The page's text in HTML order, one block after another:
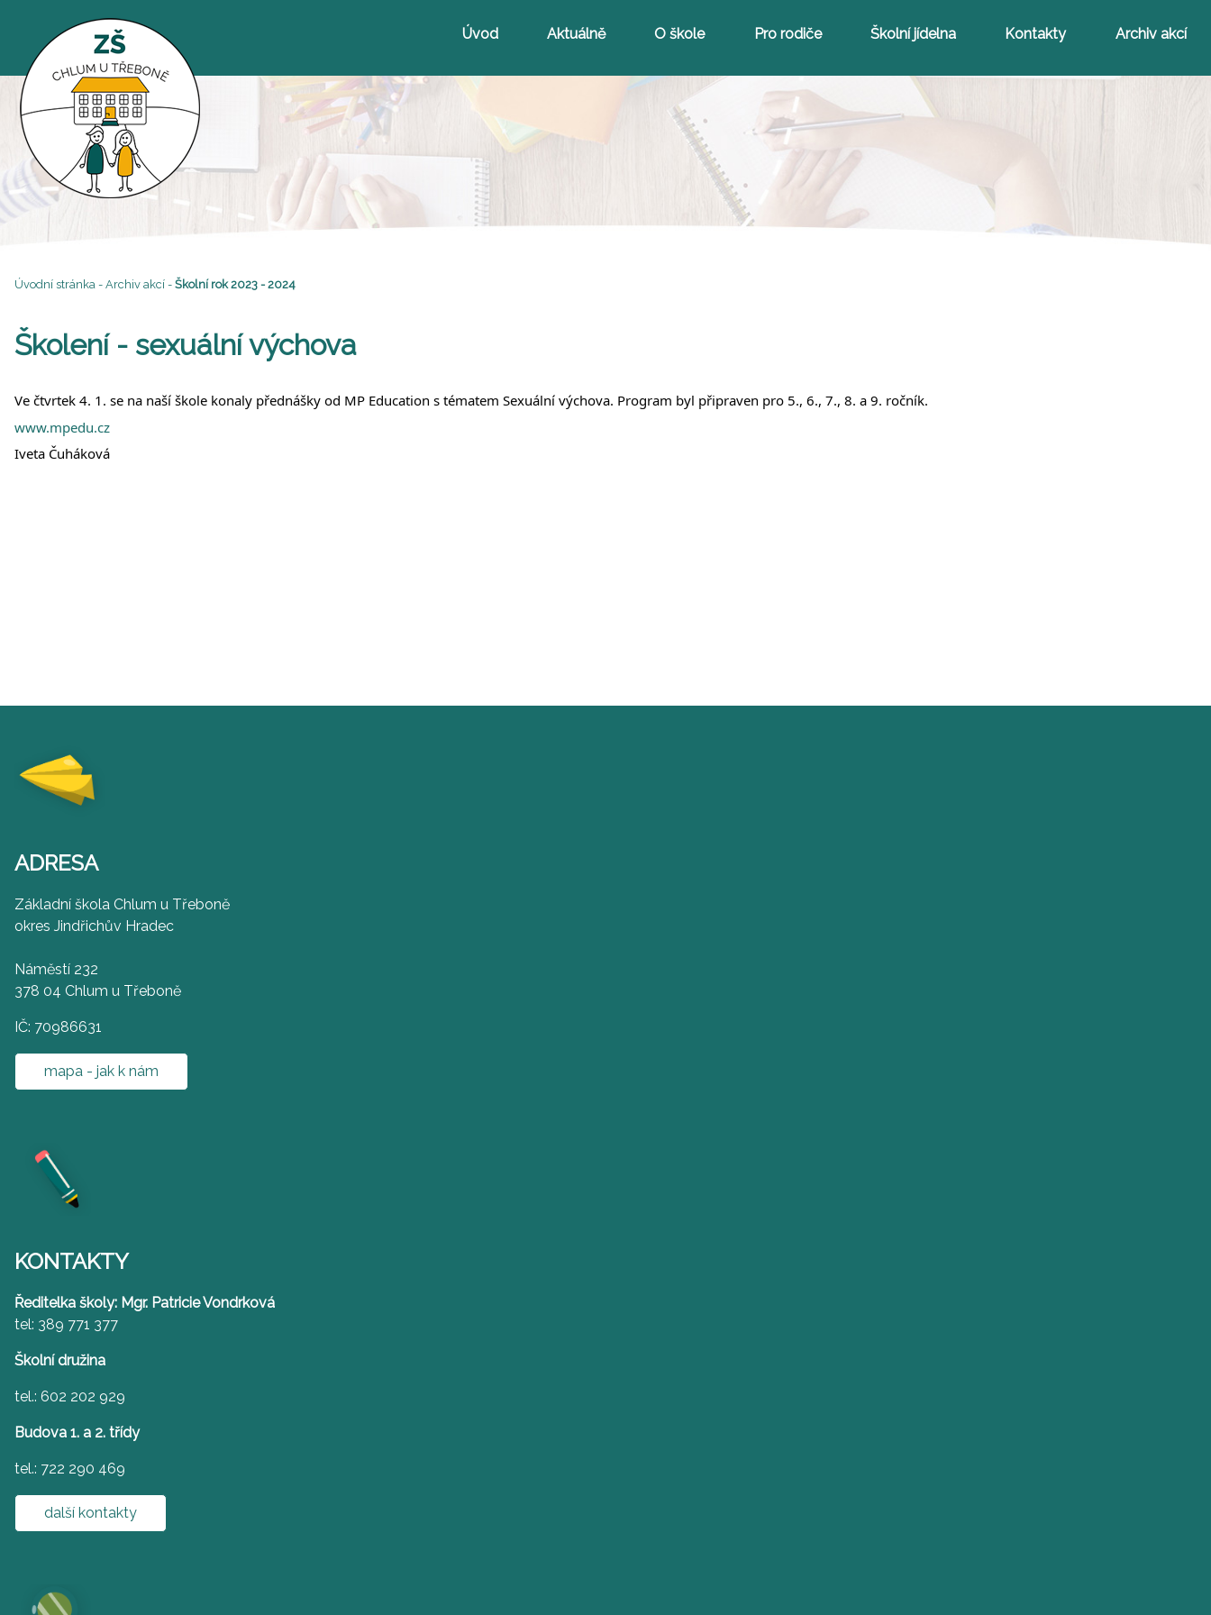
Úvod Aktuálně O škole Pro rodiče Školní jídelna Kontakty Archiv akcí
Úvodní stránka - Archiv akcí - Školní rok 2023 - 2024
Školení - sexuální výchova
Ve čtvrtek 4. 1. se na naší škole konaly přednášky od MP Education s tématem Sexuální výchova. Program byl připraven pro 5., 6., 7., 8. a 9. ročník.
www.mpedu.cz
Iveta Čuháková
ADRESA
Základní škola Chlum u Třeboně
okres Jindřichův Hradec
Náměstí 232
378 04 Chlum u Třeboně
IČ: 70986631
mapa - jak k nám
KONTAKTY
Ředitelka školy: Mgr. Patricie Vondrková
tel: 389 771 377
Školní družina
tel.: 602 202 929
Budova 1. a 2. třídy
tel.: 722 290 469
další kontakty